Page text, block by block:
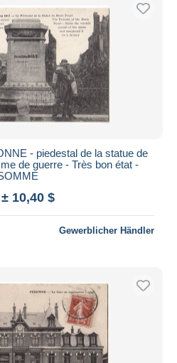
- piedestal de la statue de
de guerre - Très bon état -
± 10,40 $
Gewerblicher Händler